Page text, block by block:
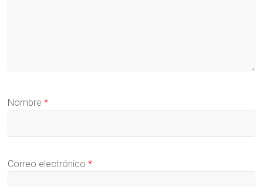
Nombre*
Correo electrónico*